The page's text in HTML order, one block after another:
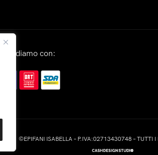
Spediamo con:
©EPIFANI ISABELLA – P.IVA:02713430748 – TUTTI I